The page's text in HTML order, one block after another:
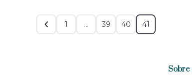
1 … 39 40 41
Sobre